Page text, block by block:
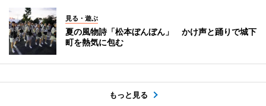
見る・遊ぶ
夏の風物詩「松本ぼんぼん」 かけ声と踊りで城下
町を熱気に包む
もっと見る